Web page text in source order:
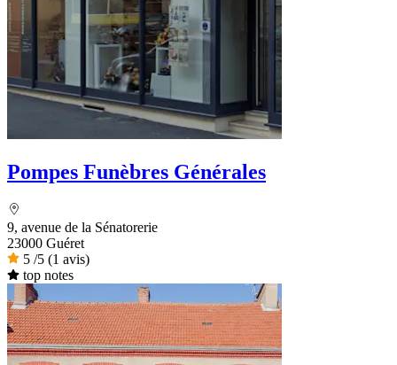
Pompes Funèbres Générales
9, avenue de la Sénatorerie
23000 Guéret
5 /5 (1 avis)
top notes